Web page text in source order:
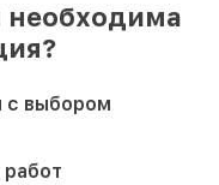
необходима
с выбором